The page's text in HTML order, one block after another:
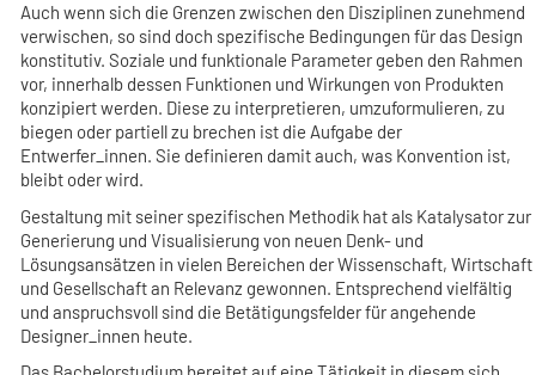
Auch wenn sich die Grenzen zwischen den Disziplinen zunehmend
verwischen, so sind doch spezifische Bedingungen für das Design
konstitutiv. Soziale und funktionale Parameter geben den Rahmen
vor, innerhalb dessen Funktionen und Wirkungen von Produkten
konzipiert werden. Diese zu interpretieren, umzuformulieren, zu
biegen oder partiell zu brechen ist die Aufgabe der
Entwerfer_innen. Sie definieren damit auch, was Konvention ist,
bleibt oder wird.
Gestaltung mit seiner spezifischen Methodik hat als Katalysator zur
Generierung und Visualisierung von neuen Denk- und
Lösungsansätzen in vielen Bereichen der Wissenschaft, Wirtschaft
und Gesellschaft an Relevanz gewonnen. Entsprechend vielfältig
und anspruchsvoll sind die Betätigungsfelder für angehende
Designer_innen heute.